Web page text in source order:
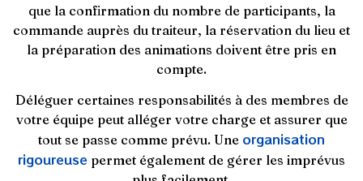
que la confirmation du nombre de participants, la
commande auprès du traiteur, la réservation du lieu et
la préparation des animations doivent être pris en
compte.
Déléguer certaines responsabilités à des membres de
votre équipe peut alléger votre charge et assurer que
tout se passe comme prévu. Une organisation
rigoureuse permet également de gérer les imprévus